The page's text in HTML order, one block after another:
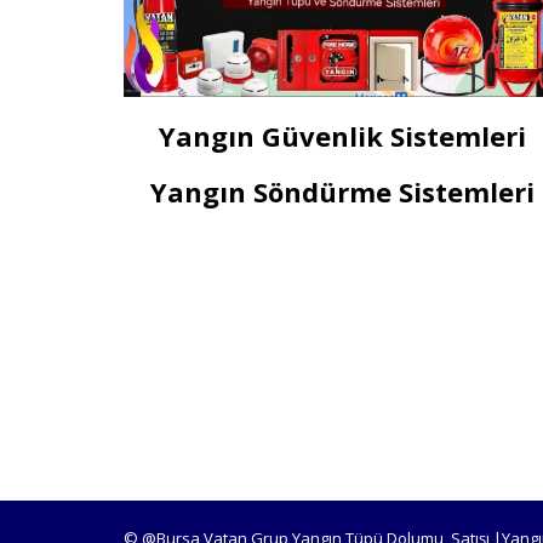
Yangın Güvenlik Sistemleri
Yangın Söndürme Sistemleri
© @Bursa Vatan Grup Yangın Tüpü Dolumu, Satışı